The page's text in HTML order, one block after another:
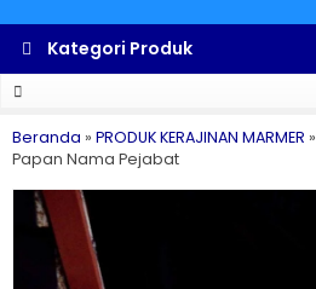
Kategori Produk
Beranda » PRODUK KERAJINAN MARMER »
Papan Nama Pejabat